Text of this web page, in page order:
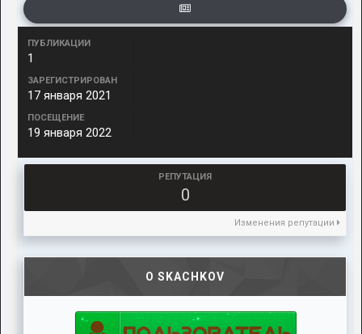
ПУБЛИКАЦИИ
1
ЗАРЕГИСТРИРОВАН
17 января 2021
ПОСЕЩЕНИЕ
19 января 2022
РЕПУТАЦИЯ
0
Изменения репутации
О SKACHKOV